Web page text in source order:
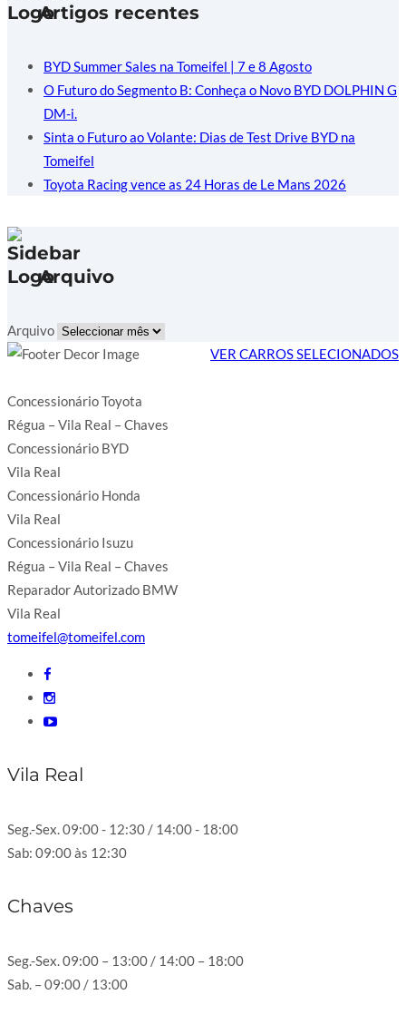
Artigos recentes
BYD Summer Sales na Tomeifel | 7 e 8 Agosto
O Futuro do Segmento B: Conheça o Novo BYD DOLPHIN G
DM-i.
Sinta o Futuro ao Volante: Dias de Test Drive BYD na
Tomeifel
Toyota Racing vence as 24 Horas de Le Mans 2026
Arquivo
Arquivo
VER CARROS SELECIONADOS
Concessionário Toyota
Régua – Vila Real – Chaves
Concessionário BYD
Vila Real
Concessionário Honda
Vila Real
Concessionário Isuzu
Régua – Vila Real – Chaves
Reparador Autorizado BMW
Vila Real
tomeifel@tomeifel.com
Vila Real
Seg.-Sex. 09:00 - 12:30 / 14:00 - 18:00
Sab: 09:00 às 12:30
Chaves
Seg.-Sex. 09:00 – 13:00 / 14:00 – 18:00
Sab. – 09:00 / 13:00